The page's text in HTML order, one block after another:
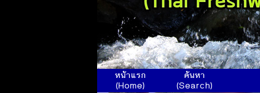
หน้าแรก
(Home)
ค้นหา
(Search)